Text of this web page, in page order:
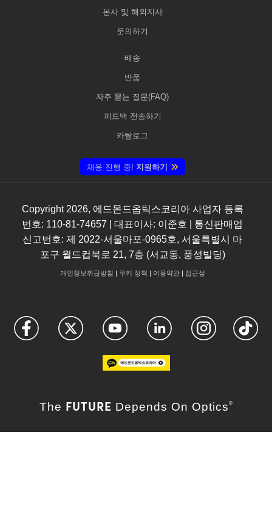
본사 및 해외지사
문의하기
배송
반품
자주 묻는 질문(FAQ)
피드백 전송하기
카탈로그
채용 진행 중! 지원하기
Copyright 2026, 에드몬드옵틱스코리아 사업자 등록
번호: 110-81-74657 | 대표이사: 이준호 | 통신판매업
신고번호: 제 2022-서울마포-0965호, 서울특별시 마
포구 월드컵북로 21, 7층 (서교동, 풍성빌딩)
개인정보취급방침 | 쿠키 정책 | 이용약관| 접근성
The FUTURE Depends On Optics ®